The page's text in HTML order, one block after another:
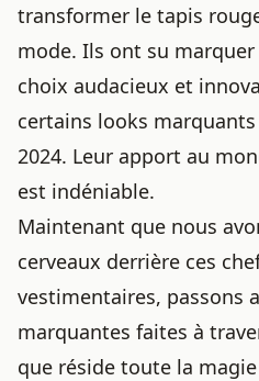
transformer le tapis
mode. Ils ont su
choix audacieux et
certains looks
2024. Leur apport au
est indéniable.
Maintenant que nous
cerveaux derrière ces
vestimentaires, passons
marquantes faites à
que réside toute la